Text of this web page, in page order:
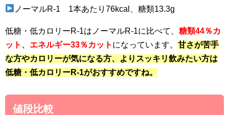
ノーマルR-1 1本あたり76kcal、糖類13.3g
低糖・低カロリーR-1はノーマルR-1に比べて、 糖類44％カ
ット、エネルギー33％カット になっています。 甘さが苦手
な方やカロリーが気になる方、よりスッキリ飲みたい方は
低糖・低カロリーR-1がおすすめですね。
値段比較